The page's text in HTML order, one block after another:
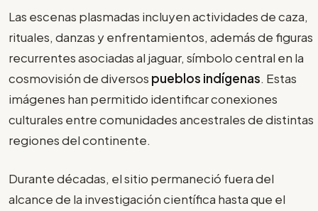
Las escenas plasmadas incluyen actividades de caza,
rituales, danzas y enfrentamientos, además de figuras
recurrentes asociadas al jaguar, símbolo central en la
cosmovisión de diversos pueblos indígenas. Estas
imágenes han permitido identificar conexiones
culturales entre comunidades ancestrales de distintas
regiones del continente.
Durante décadas, el sitio permaneció fuera del
alcance de la investigación científica hasta que el